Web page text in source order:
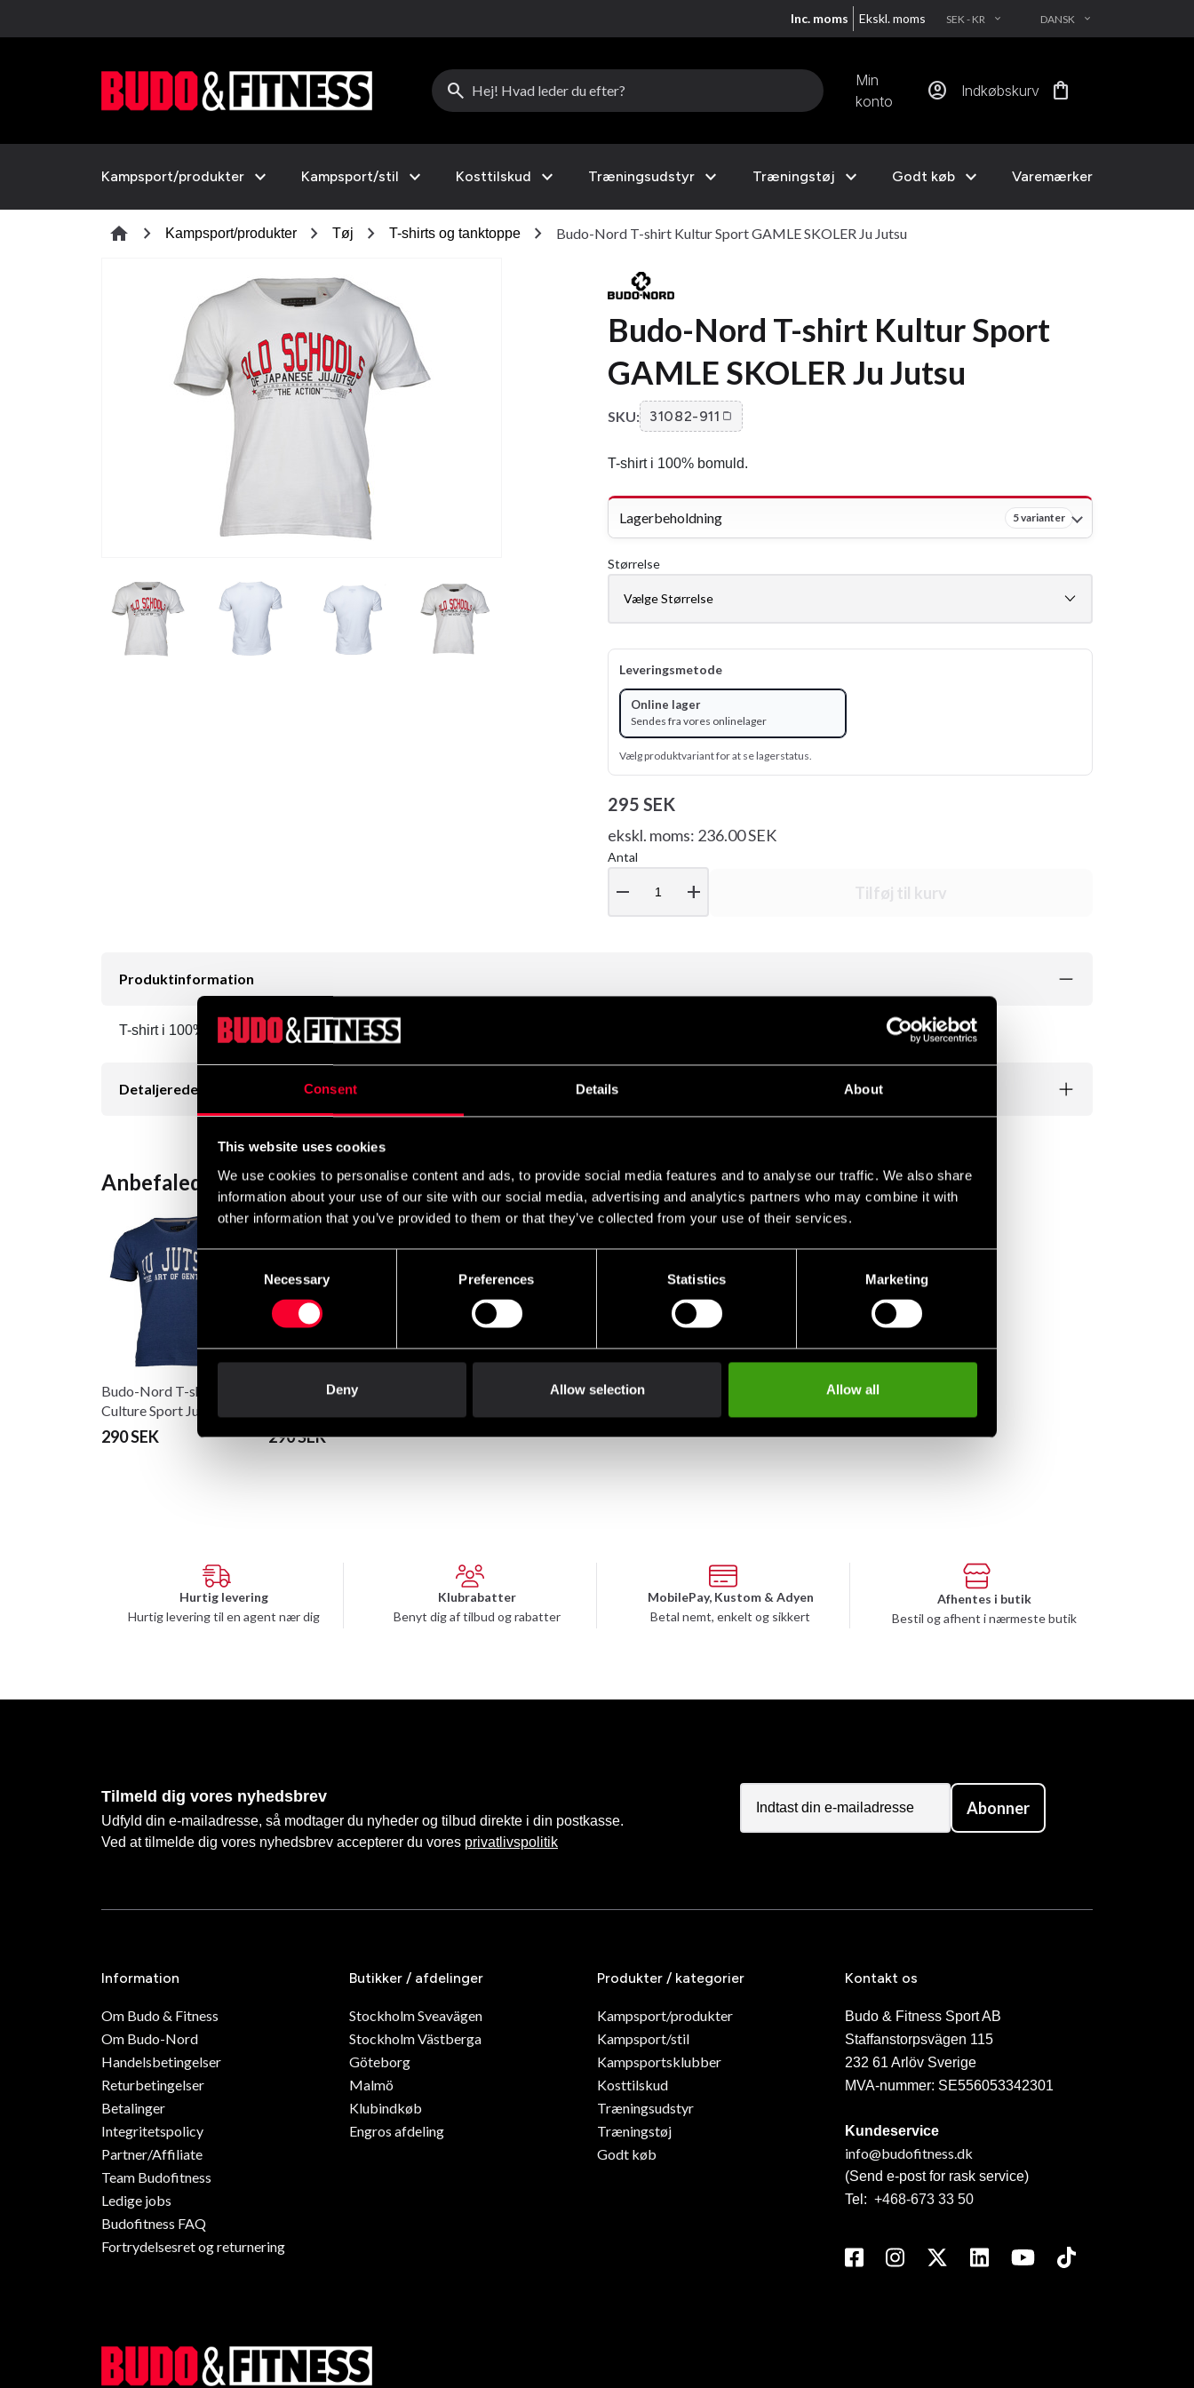
Consent Details About
This website uses cookies
We use cookies to personalise content and ads, to provide social media features and to analyse our traffic. We also share
information about your use of our site with our social media, advertising and analytics partners who may combine it with
other information that you’ve provided to them or that they’ve collected from your use of their services.
Consent
Selection
Necessary Preferences Statistics Marketing
Deny Allow selection Allow all
Inc. moms Ekskl. moms SEK - KR EXPAND_MORE DANSK EXPAND_MORE
search
Min
konto
account_circle Indkøbskurv shopping_bag
Kampsport/produkter expand_more Kampsport/stil expand_more Kosttilskud expand_more Træningsudstyr expand_more Træningstøj expand_more Godt køb expand_more Varemærker
home chevron_right Kampsport/produkter chevron_right Tøj chevron_right T-shirts og tanktoppe chevron_right Budo-Nord T-shirt Kultur Sport GAMLE SKOLER Ju Jutsu
Budo-Nord T-shirt Kultur Sport
GAMLE SKOLER Ju Jutsu
SKU: 31082-911
T-shirt i 100% bomuld.
Lagerbeholdning 5 varianter
Størrelse
Leveringsmetode
Online lager
Sendes fra vores onlinelager
Vælg produktvariant for at se lagerstatus.
295 SEK
ekskl. moms: 236.00 SEK
Antal
remove add Tilføj til kurv
Produktinformation
T-shirt i 100% bomuld.
Detaljerede oplysninger
Anbefalede produkter
Budo-Nord T-shirt
Culture Sport Ju Jutsu blå
290 SEK
Budo-Nord T-shirt
290 SEK
Hurtig levering
Hurtig levering til en agent nær dig
Klubrabatter
Benyt dig af tilbud og rabatter
MobilePay, Kustom & Adyen
Betal nemt, enkelt og sikkert
Afhentes i butik
Bestil og afhent i nærmeste butik
Tilmeld dig vores nyhedsbrev
Udfyld din e-mailadresse, så modtager du nyheder og tilbud direkte i din postkasse.
Ved at tilmelde dig vores nyhedsbrev accepterer du vores privatlivspolitik
Abonner
Information
Om Budo & Fitness
Om Budo-Nord
Handelsbetingelser
Returbetingelser
Betalinger
Integritetspolicy
Partner/Affiliate
Team Budofitness
Ledige jobs
Budofitness FAQ
Fortrydelsesret og returnering
Butikker / afdelinger
Stockholm Sveavägen
Stockholm Västberga
Göteborg
Malmö
Klubindkøb
Engros afdeling
Produkter / kategorier
Kampsport/produkter
Kampsport/stil
Kampsportsklubber
Kosttilskud
Træningsudstyr
Træningstøj
Godt køb
Kontakt os
Budo & Fitness Sport AB
Staffanstorpsvägen 115
232 61 Arlöv Sverige
MVA-nummer: SE556053342301
Kundeservice
info@budofitness.dk
(Send e-post for rask service)
Tel: +468-673 33 50